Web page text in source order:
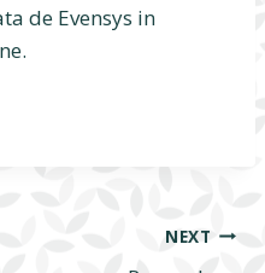
de Evensys in
NEXT